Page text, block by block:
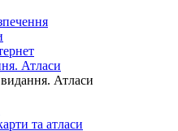
Атласи
Атласи
та атласи